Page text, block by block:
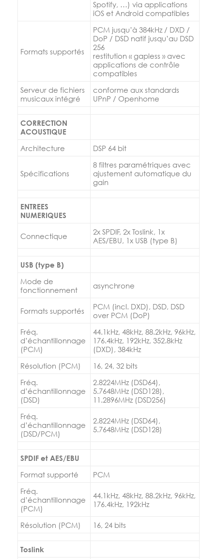
Spotify, …) via applications
iOS et Android compatibles
Formats supportés
PCM jusqu’à 384kHz / DXD /
DoP / DSD natif jusqu’au DSD
256
restitution « gapless » avec
applications de contrôle
compatibles
Serveur de fichiers
musicaux intégré
conforme aux standards
UPnP / Openhome
CORRECTION
ACOUSTIQUE
Architecture
DSP 64 bit
Spécifications
8 filtres paramétriques avec
ajustement automatique du
gain
ENTREES
NUMERIQUES
Connectique
2x SPDIF, 2x Toslink, 1x
AES/EBU, 1x USB (type B)
USB (type B)
Mode de
fonctionnement
asynchrone
Formats supportés
PCM (incl. DXD), DSD, DSD
over PCM (DoP)
Fréq.
d’échantillonnage
(PCM)
44.1kHz, 48kHz, 88.2kHz, 96kHz,
176.4kHz, 192kHz, 352.8kHz
(DXD), 384kHz
Résolution (PCM)
16, 24, 32 bits
Fréq.
d’échantillonnage
(DSD)
2.8224MHz (DSD64),
5.7648MHz (DSD128),
11.2896MHz (DSD256)
Fréq.
d’échantillonnage
(DSD/PCM)
2.8224MHz (DSD64),
5.7648MHz (DSD128)
SPDIF et AES/EBU
Format supporté
PCM
Fréq.
d’échantillonnage
(PCM)
44.1kHz, 48kHz, 88.2kHz, 96kHz,
176.4kHz, 192kHz
Résolution (PCM) 16, 24 bits
Toslink